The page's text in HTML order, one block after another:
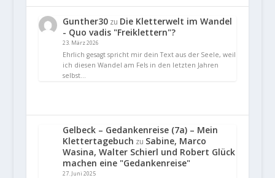
Gunther30zu Die Kletterwelt im Wandel
- Quo vadis "Freiklettern"?
23. März 2026
Ehrlich gesagt spricht mir dein Text aus der Seele, weil
ich diesen Wandel am Fels in den letzten Jahren
selbst…
Gelbeck – Gedankenreise (7a) – Mein
Klettertagebuch zu Sabine, Marco
Wasina, Walter Schierl und Robert Glück
machen eine "Gedankenreise"
27. Juni 2025